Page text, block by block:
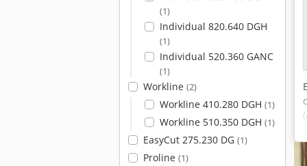
(1)
Individual 820.640 DGH
(1)
Individual 520.360 GANC
(1)
Workline (2)
Workline 410.280 DGH (1)
Workline 510.350 DGH (1)
EasyCut 275.230 DG (1)
Proline (1)